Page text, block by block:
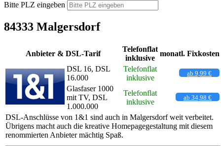
Bitte PLZ eingeben
84333 Malgersdorf
Anbieter & DSL-Tarif
Telefonflat
inklusive
monatl. Fixkosten
DSL 16, DSL
16.000
Telefonflat
inklusive
ab 9,99 €
Glasfaser 1000
mit TV, DSL
1.000.000
Telefonflat
inklusive
ab 34,98 €
DSL-Anschlüsse von 1&1 sind auch in Malgersdorf weit verbeitet.
Übrigens macht auch die kreative Homepagegestaltung mit diesem
renommierten Anbieter mächtig Spaß.